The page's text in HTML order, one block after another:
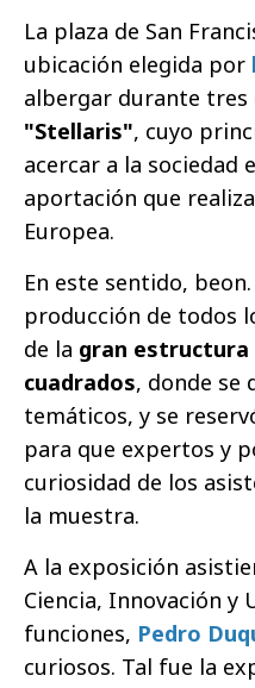
La plaza de San
ubicación elegida por
albergar durante tres
"Stellaris", cuyo
acercar a la sociedad
aportación que
Europea.
En este sentido,
producción de todos
de la gran estructura
cuadrados, donde se
temáticos, y se
para que expertos y
curiosidad de los
la muestra.
A la exposición
Ciencia, Innovación y
funciones, Pedro
curiosos. Tal fue la